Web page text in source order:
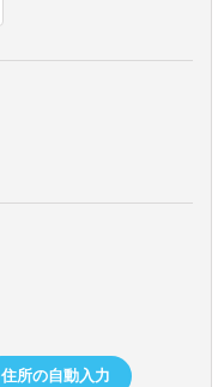
住所の自動入力